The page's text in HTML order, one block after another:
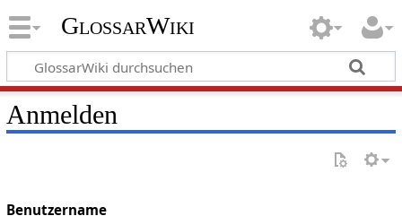
GlossarWiki
Anmelden
Benutzername